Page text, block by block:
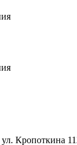
Кропоткина